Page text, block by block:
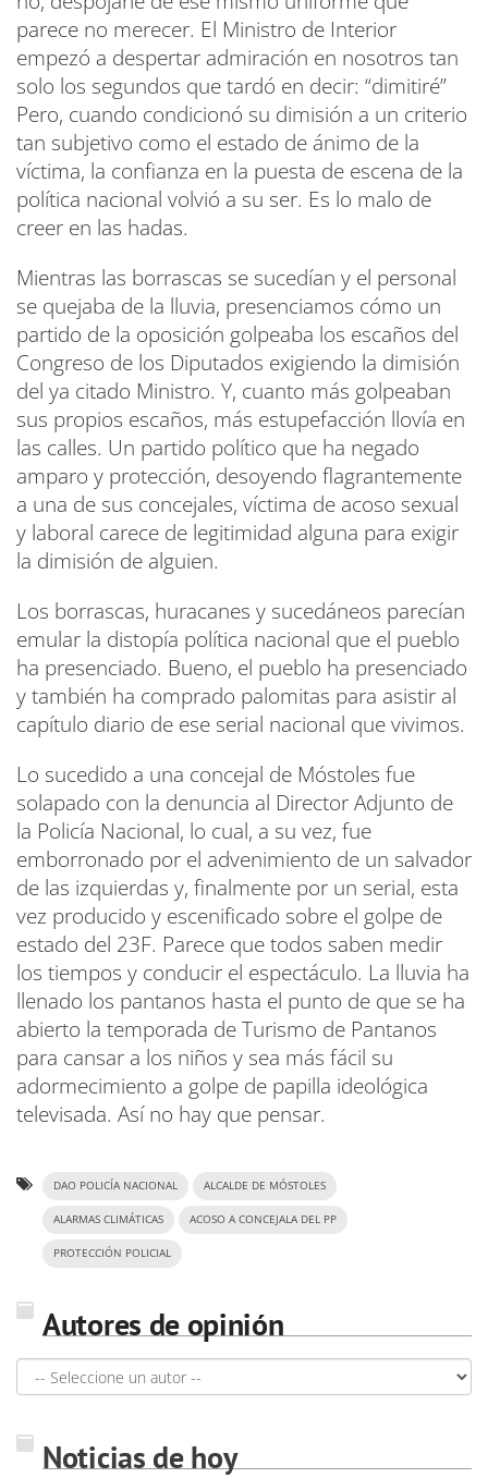
parece no merecer. El Ministro de Interior
empezó a despertar admiración en nosotros tan
solo los segundos que tardó en decir: “dimitiré”
Pero, cuando condicionó su dimisión a un criterio
tan subjetivo como el estado de ánimo de la
víctima, la confianza en la puesta de escena de la
política nacional volvió a su ser. Es lo malo de
creer en las hadas.
Mientras las borrascas se sucedían y el personal
se quejaba de la lluvia, presenciamos cómo un
partido de la oposición golpeaba los escaños del
Congreso de los Diputados exigiendo la dimisión
del ya citado Ministro. Y, cuanto más golpeaban
sus propios escaños, más estupefacción llovía en
las calles. Un partido político que ha negado
amparo y protección, desoyendo flagrantemente
a una de sus concejales, víctima de acoso sexual
y laboral carece de legitimidad alguna para exigir
la dimisión de alguien.
Los borrascas, huracanes y sucedáneos parecían
emular la distopía política nacional que el pueblo
ha presenciado. Bueno, el pueblo ha presenciado
y también ha comprado palomitas para asistir al
capítulo diario de ese serial nacional que vivimos.
Lo sucedido a una concejal de Móstoles fue
solapado con la denuncia al Director Adjunto de
la Policía Nacional, lo cual, a su vez, fue
emborronado por el advenimiento de un salvador
de las izquierdas y, finalmente por un serial, esta
vez producido y escenificado sobre el golpe de
estado del 23F. Parece que todos saben medir
los tiempos y conducir el espectáculo. La lluvia ha
llenado los pantanos hasta el punto de que se ha
abierto la temporada de Turismo de Pantanos
para cansar a los niños y sea más fácil su
adormecimiento a golpe de papilla ideológica
televisada. Así no hay que pensar.
DAO POLICÍA NACIONAL ALCALDE DE MÓSTOLES
ALARMAS CLIMÁTICAS ACOSO A CONCEJALA DEL PP
PROTECCIÓN POLICIAL
Autores de opinión
Noticias de hoy